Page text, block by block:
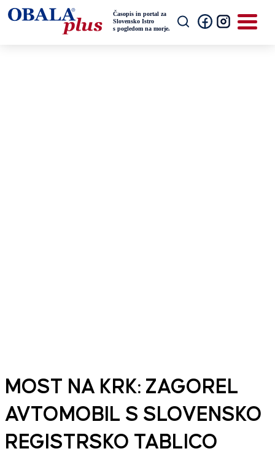
MOST NA KRK: ZAGOREL
AVTOMOBIL S SLOVENSKO
REGISTRSKO TABLICO